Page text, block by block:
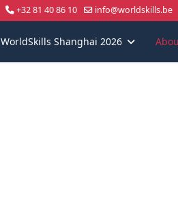
+32 81 40 86 10 info@worldskills.be
WorldSkills Shanghai 2026